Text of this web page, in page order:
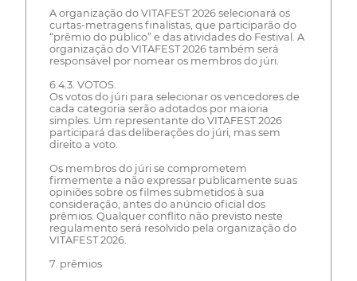
A organização do VITAFEST 2026 selecionará os
curtas-metragens finalistas, que participarão do
“prêmio do público” e das atividades do Festival. A
organização do VITAFEST 2026 também será
responsável por nomear os membros do júri.
6.4.3. VOTOS.
Os votos do júri para selecionar os vencedores de
cada categoria serão adotados por maioria
simples. Um representante do VITAFEST 2026
participará das deliberações do júri, mas sem
direito a voto.
Os membros do júri se comprometem
firmemente a não expressar publicamente suas
opiniões sobre os filmes submetidos à sua
consideração, antes do anúncio oficial dos
prêmios. Qualquer conflito não previsto neste
regulamento será resolvido pela organização do
VITAFEST 2026.
7. prêmios